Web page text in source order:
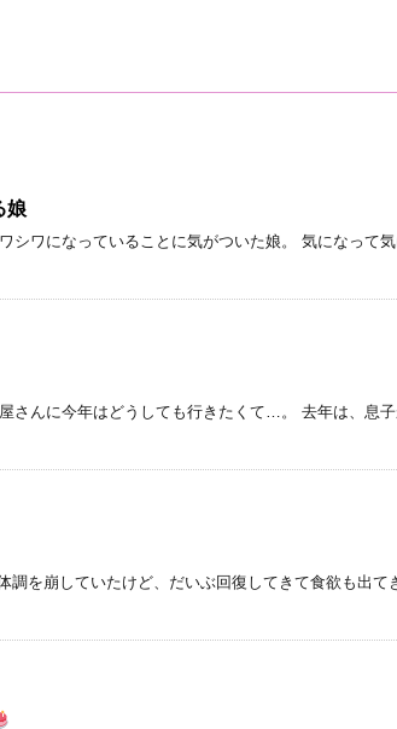
娘
シワになっていることに気がついた娘。 気になって
さんに今年はどうしても行きたくて…。 去年は、息子
調を崩していたけど、だいぶ回復してきて食欲も出て